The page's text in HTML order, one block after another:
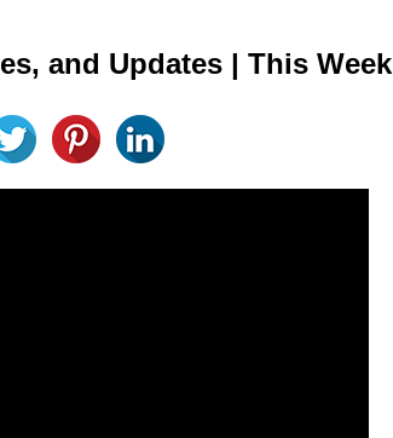
and Updates | This Week